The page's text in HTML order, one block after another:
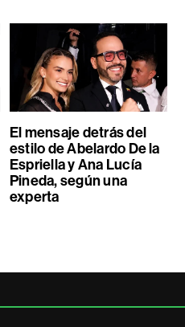
El mensaje detrás del
estilo de Abelardo De la
Espriella y Ana Lucía
Pineda, según una
experta